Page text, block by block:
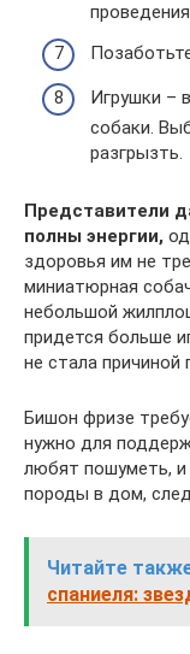
Игрушки –
собаки.
разгрызть.
Представители
полны энергии,
здоровья им не
миниатюрная
небольшой
придется больше
не стала причиной
Бишон фризе
нужно для
любят пошуметь, и
породы в дом,
Читайте
спаниеля: